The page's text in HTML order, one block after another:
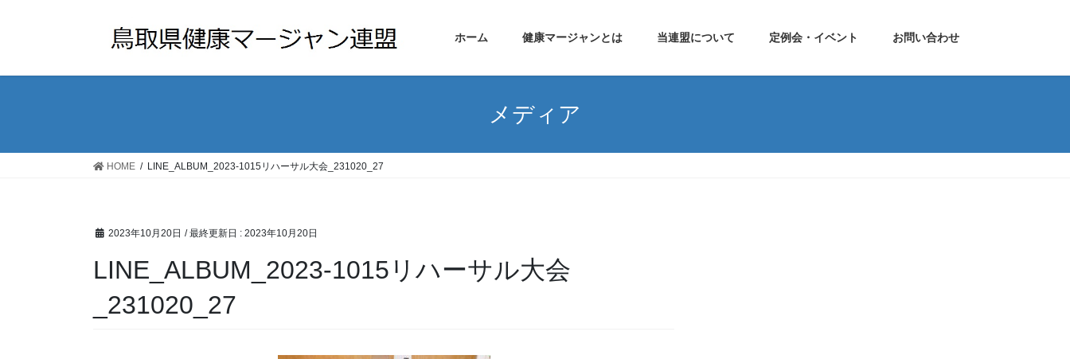
ホーム 健康マージャンとは 当連盟について 定例会・イベント お問い合わせ
メディア
HOME LINE_ALBUM_2023-1015リハーサル大会_231020_27
2023年10月20日 / 最終更新日 : 2023年10月20日
LINE_ALBUM_2023-1015リハーサル大会
_231020_27